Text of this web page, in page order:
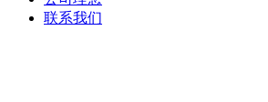
联系我们